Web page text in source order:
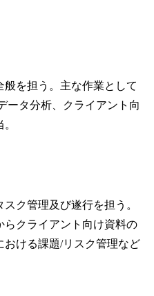
を担う。主な作業として
ータ分析、クライアント向
ク管理及び遂行を担う。
らクライアント向け資料の
おける課題/リスク管理など